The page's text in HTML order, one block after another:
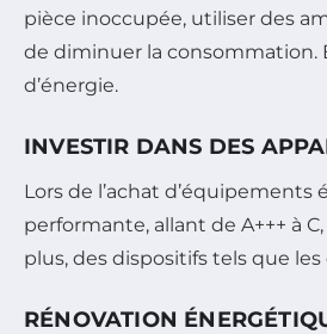
pièce inoccupée, utiliser des
de diminuer la consommation.
d’énergie.
INVESTIR DANS DES
Lors de l’achat
performante, allant de A+++ à
plus, des dispositifs tels que
RÉNOVATION